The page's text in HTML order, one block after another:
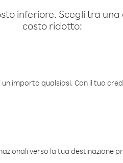
inferiore. Scegli tra
costo ridotto:
importo qualsiasi. Con il tuo
verso la tua destinazione